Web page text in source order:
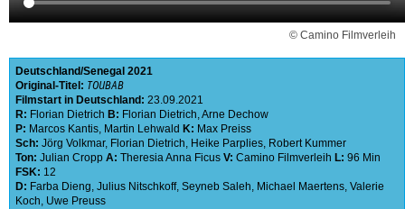
© Camino Filmverleih
Deutschland Senegal 2021
Original-Titel: TOUBAB
Filmstart in Deutschland: 23.09.2021
R: Florian Dietrich B: Florian Dietrich,Arne Dechow
P: Marcos Kantis, Martin Lehwald K: Max Preiss
Sch: Jörg Volkmar, Florian Dietrich, Heike Parplies, Robert Kummer
Ton: Julian Cropp A: Theresia Anna Ficus V: Camino Filmverleih L: 96 Min
FSK: 12
D: Farba Dieng, Julius Nitschkoff, Seyneb Saleh, Michael Maertens, Valerie
Koch, Uwe Preuss